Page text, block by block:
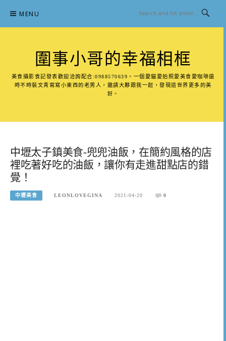
content
MENU
圍事小哥的幸福相框
美食攝影食記發表歡迎洽詢配合:0988570639。一個愛貓愛拍照愛美食愛咖啡還
時不時裝文青寫寫小東西的老男人，邀請大夥跟我一起，發現這世界更多的美
好。
中壢太子鎮美食-兜兜油飯，在簡約風格的店
裡吃著好吃的油飯，讓你有走進甜點店的錯
覺！
中壢美食 LEONLOVEGINA 2021-04-20 0